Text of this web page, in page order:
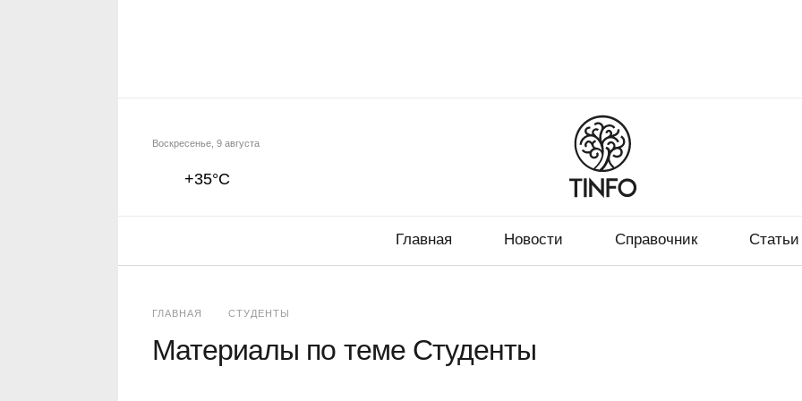
Главная Новости Справочник Статьи
+35°C
Воскресенье, 9 августа
ГЛАВНАЯ СТУДЕНТЫ
Материалы по теме Студенты